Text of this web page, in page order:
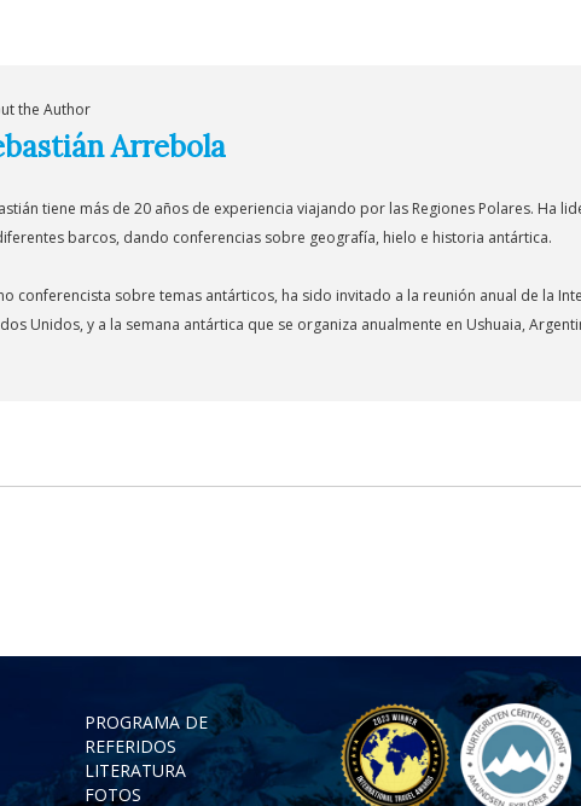
the Author
Arrebola
tiene más de 20 años de experiencia viajando por las Regiones Polares. Ha
barcos, dando conferencias sobre geografía, hielo e historia antártica.
conferencista sobre temas antárticos, ha sido invitado a la reunión anual de la
Unidos, y a la semana antártica que se organiza anualmente en Ushuaia,
PROGRAMA DE
REFERIDOS
LITERATURA
FOTOS